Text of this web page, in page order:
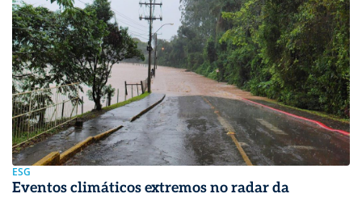
ESG
Eventos climáticos extremos no radar da